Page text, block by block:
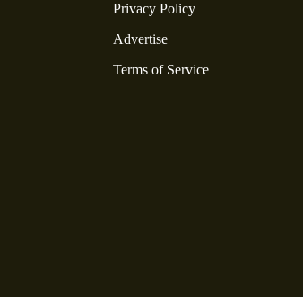
Privacy Policy
Advertise
Terms of Service